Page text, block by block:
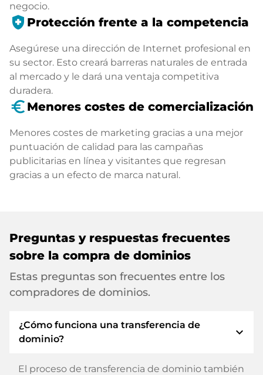
negocio.
health_and_safety Protección frente a la competencia
Asegúrese una dirección de Internet profesional en
su sector. Esto creará barreras naturales de entrada
al mercado y le dará una ventaja competitiva
duradera.
euro_symbol Menores costes de comercialización
Menores costes de marketing gracias a una mejor
puntuación de calidad para las campañas
publicitarias en línea y visitantes que regresan
gracias a un efecto de marca natural.
Preguntas y respuestas frecuentes
sobre la compra de dominios
Estas preguntas son frecuentes entre los
compradores de dominios.
¿Cómo funciona una transferencia de
dominio?
expand_more
El proceso de transferencia de dominio también